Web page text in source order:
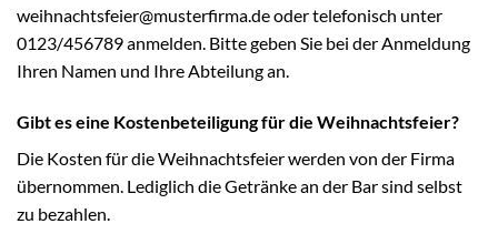
weihnachtsfeier@musterfirma.de oder telefonisch unter
0123/456789 anmelden. Bitte geben Sie bei der Anmeldung
Ihren Namen und Ihre Abteilung an.
Gibt es eine Kostenbeteiligung für die Weihnachtsfeier?
Die Kosten für die Weihnachtsfeier werden von der Firma
übernommen. Lediglich die Getränke an der Bar sind selbst
zu bezahlen.